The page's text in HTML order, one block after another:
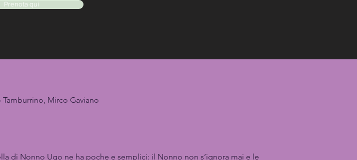
Prenota qui
Mirco Gaviano
di Nonno Ugo ne ha poche e semplici: il Nonno non s’ignora mai e le